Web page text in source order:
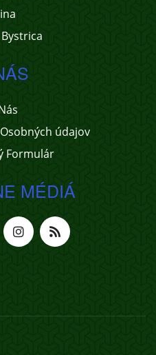
údajov
Formulár
MÉDIÁ